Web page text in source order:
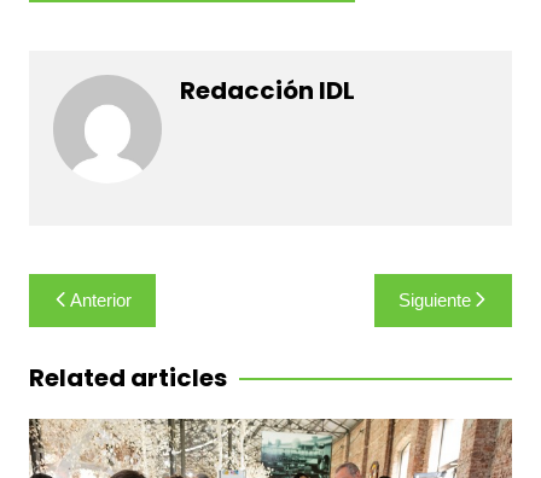
Redacción IDL
Navegación
de
entradas
Anterior Siguiente
Related articles